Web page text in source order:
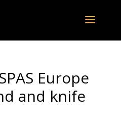
Europe
and knife